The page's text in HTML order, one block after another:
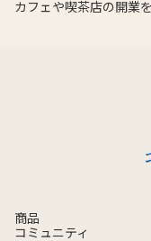
カフェや喫茶店の開業
商品
コミュニティ